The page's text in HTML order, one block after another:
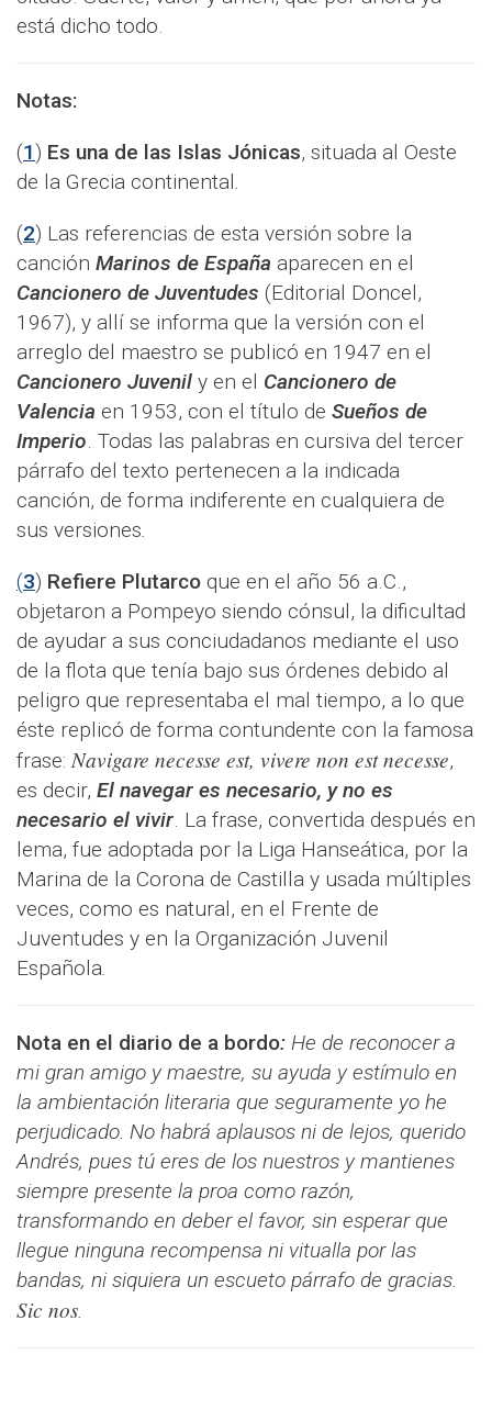
está dicho todo.
Notas:
(1) Es una de las Islas Jónicas, situada al Oeste
de la Grecia continental.
(2) Las referencias de esta versión sobre la
canción Marinos de España aparecen en el
Cancionero de Juventudes (Editorial Doncel,
1967), y allí se informa que la versión con el
arreglo del maestro se publicó en 1947 en el
Cancionero Juvenil y en el Cancionero de
Valencia en 1953, con el título de Sueños de
Imperio. Todas las palabras en cursiva del tercer
párrafo del texto pertenecen a la indicada
canción, de forma indiferente en cualquiera de
sus versiones.
(3) Refiere Plutarco que en el año 56 a.C.,
objetaron a Pompeyo siendo cónsul, la dificultad
de ayudar a sus conciudadanos mediante el uso
de la flota que tenía bajo sus órdenes debido al
peligro que representaba el mal tiempo, a lo que
éste replicó de forma contundente con la famosa
frase:Navigare necesse est, vivere non est necesse,
es decir, El navegar es necesario, y no es
necesario el vivir. La frase, convertida después en
lema, fue adoptada por la Liga Hanseática, por la
Marina de la Corona de Castilla y usada múltiples
veces, como es natural, en el Frente de
Juventudes y en la Organización Juvenil
Española.
Nota en el diario de a bordo: He de reconocer a
mi gran amigo y maestre, su ayuda y estímulo en
la ambientación literaria que seguramente yo he
perjudicado. No habrá aplausos ni de lejos, querido
Andrés, pues tú eres de los nuestros y mantienes
siempre presente la proa como razón,
transformando en deber el favor, sin esperar que
llegue ninguna recompensa ni vitualla por las
bandas, ni siquiera un escueto párrafo de gracias.
Sic nos.